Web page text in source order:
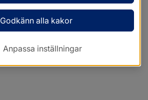
Godkänn alla kakor
Anpassa inställningar